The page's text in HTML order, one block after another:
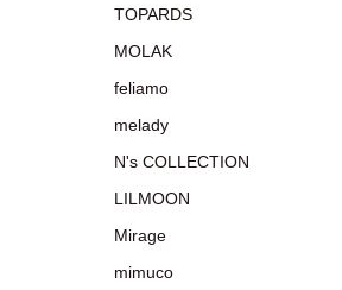
TOPARDS
MOLAK
feliamo
melady
N's COLLECTION
LILMOON
Mirage
mimuco